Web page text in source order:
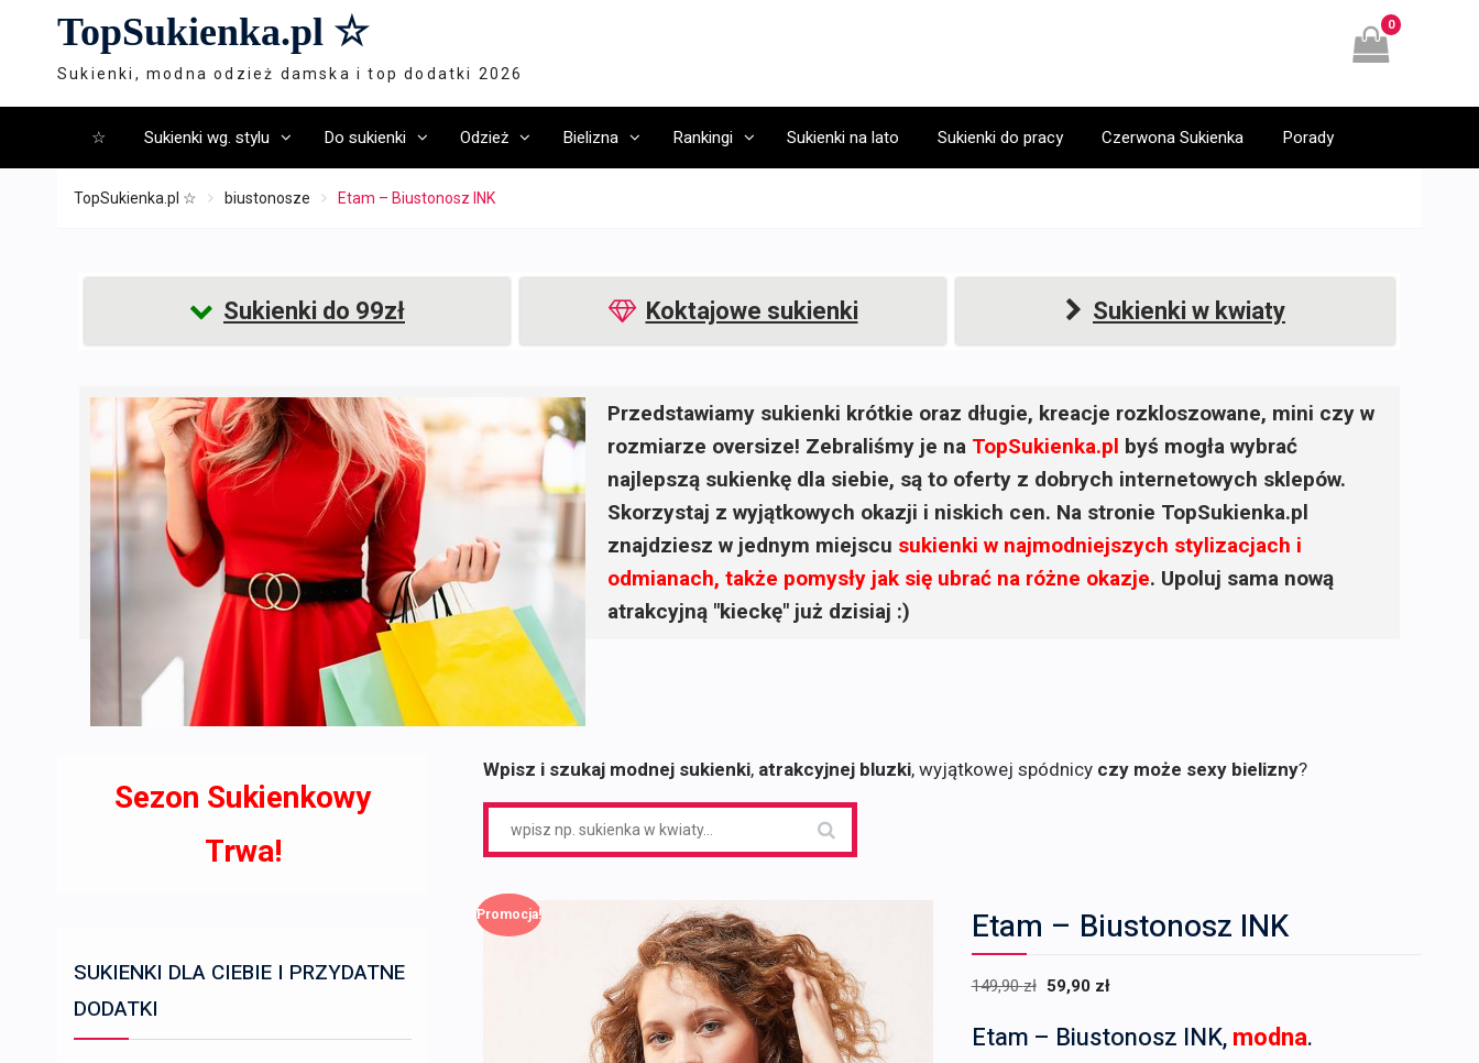
TopSukienka.pl ☆
Sukienki, modna odzież damska i top dodatki 2026
0
☆ Sukienki wg. stylu Do sukienki Odzież Bielizna Rankingi Sukienki na lato Sukienki do pracy Czerwona Sukienka Porady
TopSukienka.pl ☆ biustonosze Etam – Biustonosz INK
Sukienki do 99zł Koktajowe sukienki Sukienki w kwiaty
Przedstawiamy sukienki krótkie oraz długie, kreacje rozkloszowane, mini czy w
rozmiarze oversize! Zebraliśmy je na TopSukienka.pl byś mogła wybrać
najlepszą sukienkę dla siebie, są to oferty z dobrych internetowych sklepów.
Skorzystaj z wyjątkowych okazji i niskich cen. Na stronie TopSukienka.pl
znajdziesz w jednym miejscu sukienki w najmodniejszych stylizacjach i
odmianach, także pomysły jak się ubrać na różne okazje. Upoluj sama nową
atrakcyjną "kieckę" już dzisiaj :)
Wpisz i szukaj modnej sukienki, atrakcyjnej bluzki, wyjątkowej spódnicy czy może sexy bielizny?
Promocja! Etam – Biustonosz INK
149,90zł Pierwotna
wynosiła:
59,90 zł
wynosi:
Etam – Biustonosz INK,modna.
Sezon Sukienkowy
Trwa!
SUKIENKI DLA CIEBIE I PRZYDATNE
DODATKI